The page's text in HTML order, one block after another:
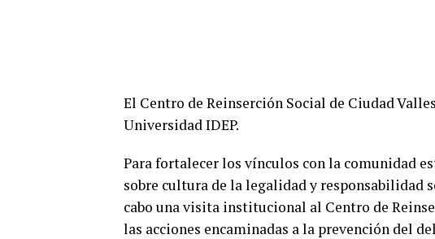
El Centro de Reinserción Social de Ciudad
Universidad IDEP.
Para fortalecer los vínculos con la comunidad
sobre cultura de la legalidad y
cabo una visita institucional al Centro de
las acciones encaminadas a la prevención del